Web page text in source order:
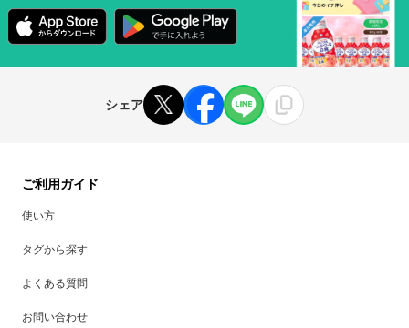
シェア
ご利用ガイド
使い方
タグから探す
よくある質問
お問い合わせ